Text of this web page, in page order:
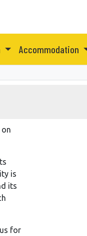
Accommodation
on
is
its
for